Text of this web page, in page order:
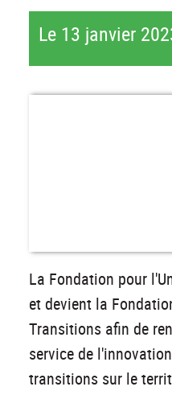
Le 13 janvier
La Fondation pour
et devient la
Transitions afin de
service de
transitions sur le